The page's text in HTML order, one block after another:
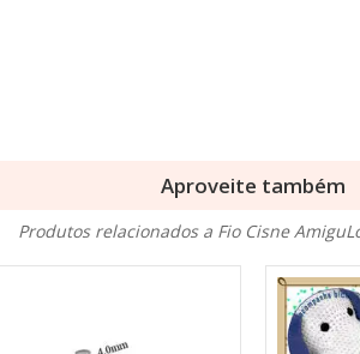
Aproveite também
Produtos relacionados a Fio Cisne